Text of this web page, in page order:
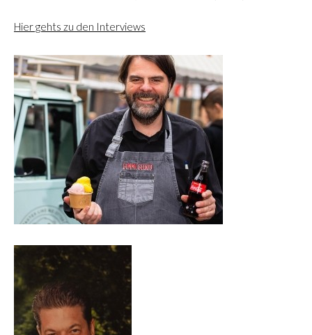
Hier gehts zu den Interviews